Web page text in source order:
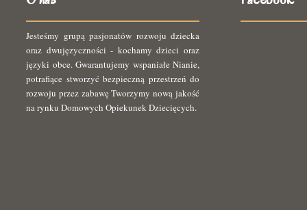
Jesteśmy grupą pasjonatów rozwoju dziecka
oraz dwujęzyczności - kochamy dzieci oraz
języki obce. Gwarantujemy wspaniałe Nianie,
potrafiące stworzyć bezpieczną przestrzeń do
rozwoju przez zabawę Tworzymy nową jakość
na rynku Domowych Opiekunek Dziecięcych.